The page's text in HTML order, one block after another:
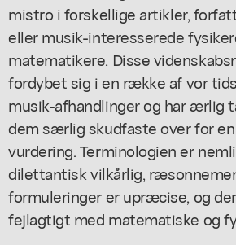
mistro i forskellige artikler,
eller musik-interesserede
matematikere. Disse
fordybet sig i en række af vor
musik-afhandlinger og har ærlig
dem særlig skudfaste over for
vurdering. Terminologien er
dilettantisk vilkårlig,
formuleringer er upræcise, og
fejlagtigt med matematiske og